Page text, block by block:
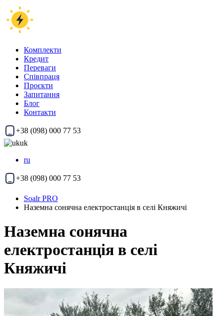
Комплекти
Кредит
Переваги
Співпраця
Проєкти
Запитання
Блог
Контакти
+38 (098) 000 77 53
uk
ru
+38 (098) 000 77 53
Soalr PRO
Наземна сонячна електростанція в селі Княжичі
Наземна сонячна
електростанція в селі
Княжичі